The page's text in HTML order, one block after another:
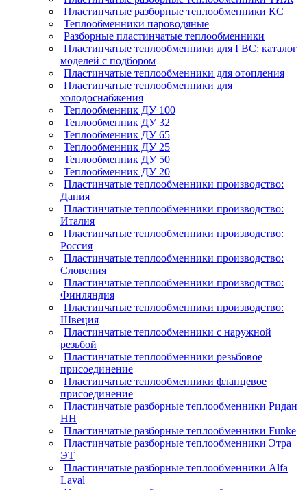
Пластинчатые разборные теплообменники КC
Теплообменники пароводяные
Разборные пластинчатые теплообменники
Пластинчатые теплообменники для ГВС: каталог
моделей с подбором
Пластинчатые теплообменники для отопления
Пластинчатые теплообменники для
холодоснабжения
Теплообменник ДУ 100
Теплообменник ДУ 32
Теплообменник ДУ 65
Теплообменник ДУ 25
Теплообменник ДУ 50
Теплообменник ДУ 20
Пластинчатые теплообменники производство:
Дания
Пластинчатые теплообменники производство:
Италия
Пластинчатые теплообменники производство:
Россия
Пластинчатые теплообменники производство:
Словения
Пластинчатые теплообменники производство:
Финляндия
Пластинчатые теплообменники производство:
Швеция
Пластинчатые теплообменники с наружной
резьбой
Пластинчатые теплообменники резьбовое
присоединение
Пластинчатые теплообменники фланцевое
присоединение
Пластинчатые разборные теплообменники Ридан
НН
Пластинчатые разборные теплообменники Funke
Пластинчатые разборные теплообменники Этра
ЭТ
Пластинчатые разборные теплообменники Alfa
Laval